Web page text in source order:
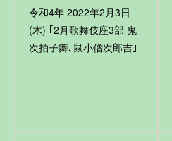
令和4年 2022年2月3日
(木) ｢2月歌舞伎座3部 鬼
次拍子舞､鼠小僧次郎吉｣